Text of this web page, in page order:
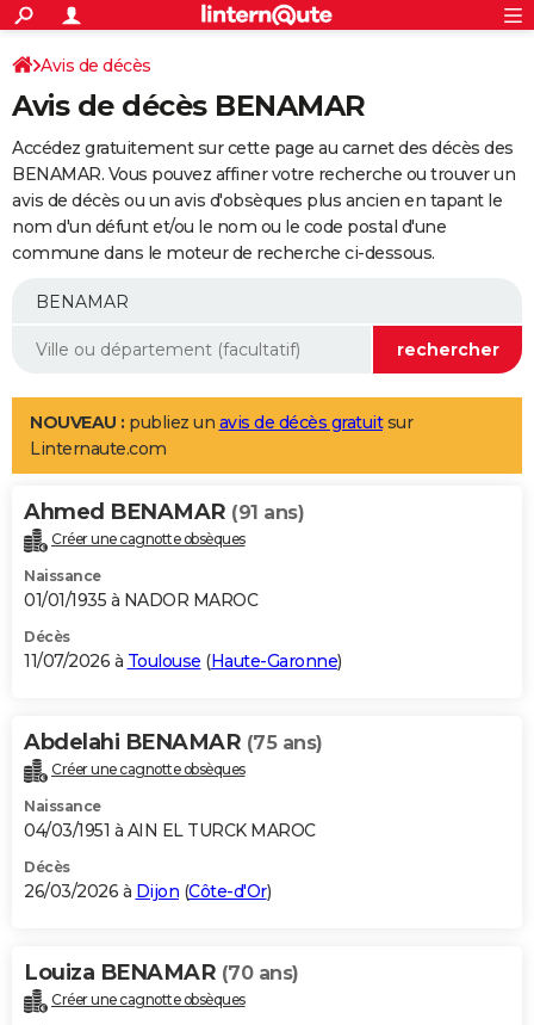
ACTUALITÉS
Politique
Société
Faits Divers
Education
Monde
Villes
+
SPORT
Coupe du monde 2026
Football
Tennis
Cyclisme
Rugby
Forum
Programme TV
TNT
Streaming
Cinéma
Sorties cinéma
Musique
+
FINANCE
Retraite
Epargne
Immobilier
Risques naturels par ville
Banque
Assurance
AUTO
Essais
Réserver un essai
Citadines
Berlines
SUV
Forum auto
+
Mobiles
Meilleur smartphone
Internet
Ordinateurs
Jeux vidéo
Guide high-tech
Aménagement intérieur
LIFESTYLE
Art de vivre
Bien-être
Loisirs
Mode
Modes de vie
Alimentation
Guide de la santé
Maladies
Médicaments
Sommeil
VOYAGE
Destinations
City break
Voyage nature
Voyage de noces
Forum
Climat
+PHOTO
GUIDES D'ACHAT
BONS PLANS
Carte de Noël
Carte Bonne année
Carte Saint-Valentin
Carte Pâques
Carte d'anniversaire
DICTIONNAIRE
Dictionnaire
Biographies
Citations
Expressions
Proverbes
PROGRAMME TV
S'inscrire
Se connecter
Lycées
Collèges
Primaires
Universités
Entreprises
Service militaire
Avis de recherche
AVIS DE DÉCÈS
Bricolage
Lifestyle
Culture
Sport
Auto
Television
Voyage
Cinema
Avis de décès
Avis de décès BENAMAR
Accédez gratuitement sur cette page au carnet des décès des
BENAMAR. Vous pouvez affiner votre recherche ou trouver un
avis de décès ou un avis d'obsèques plus ancien en tapant le
nom d'un défunt et/ou le nom ou le code postal d'une
commune dans le moteur de recherche ci-dessous.
NOUVEAU : publiez un avis de décès gratuitsur
Linternaute.com
Ahmed BENAMAR (91 ans)
Créer une cagnotte obsèques
Naissance
01/01/1935 à NADOR MAROC
Décès
11/07/2026 à Toulouse (Haute-Garonne)
Abdelahi BENAMAR (75 ans)
Créer une cagnotte obsèques
Naissance
04/03/1951 à AIN EL TURCK MAROC
Décès
26/03/2026 à Dijon (Côte-d'Or)
Louiza BENAMAR (70 ans)
Créer une cagnotte obsèques